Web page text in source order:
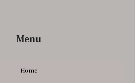
Menu
Home